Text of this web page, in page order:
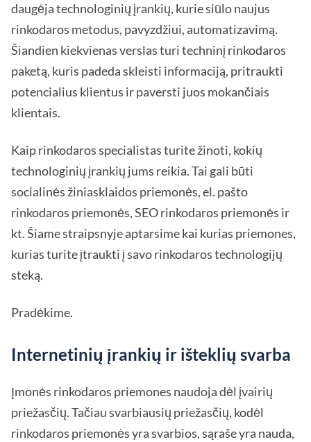
daugėja technologinių įrankių, kurie siūlo naujus
rinkodaros metodus, pavyzdžiui, automatizavimą.
Šiandien kiekvienas verslas turi techninį rinkodaros
paketą, kuris padeda skleisti informaciją, pritraukti
potencialius klientus ir paversti juos mokančiais
klientais.
Kaip rinkodaros specialistas turite žinoti, kokių
technologinių įrankių jums reikia. Tai gali būti
socialinės žiniasklaidos priemonės, el. pašto
rinkodaros priemonės, SEO rinkodaros priemonės ir
kt. Šiame straipsnyje aptarsime kai kurias priemones,
kurias turite įtraukti į savo rinkodaros technologijų
steką.
Pradėkime.
Internetinių įrankių ir išteklių svarba
Įmonės rinkodaros priemones naudoja dėl įvairių
priežasčių. Tačiau svarbiausių priežasčių, kodėl
rinkodaros priemonės yra svarbios, sąraše yra nauda,